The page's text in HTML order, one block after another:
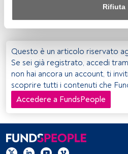
attiva delle caratteristiche del
identificazione. Memorizzazione
dispositivo e/o accesso alle
personalizzati, misurazione della
contenuti, ricerca sul pubblico e
Elenco dei partner (fornitori)
Rifiuta
positivo sul mercato e che
Questo è un articolo riservato
Se sei già registrato, accedi
non hai ancora un account, ti
scoprire tutti i contenuti che
Accedere a FundsPeople